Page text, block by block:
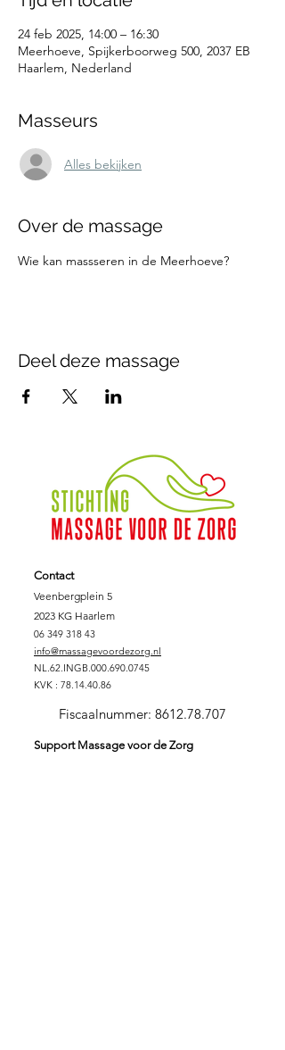
24 feb 2025, 14:00 – 16:30
Meerhoeve, Spijkerboorweg 500, 2037 EB
Haarlem, Nederland
Masseurs
Alles bekijken
Over de massage
Wie kan massseren in de Meerhoeve?
Deel deze massage
Contact
Veenbergplein 5
2023 KG Haarlem
06 349 318 43
info@massagevoordezorg.nl
NL.62.INGB.000.690.0745
KVK : 78.14.40.86
Fiscaalnummer: 8612.78.707
Support Massage voor de Zorg